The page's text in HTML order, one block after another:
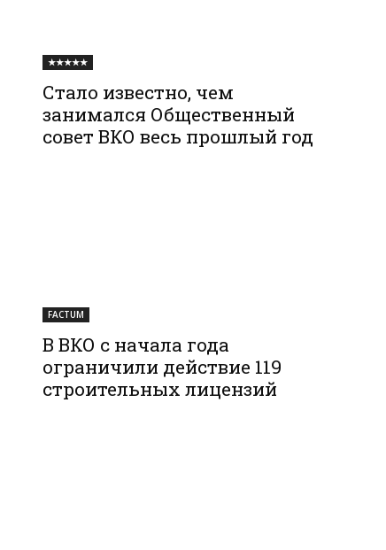
★★★★★
Стало известно, чем
занимался Общественный
совет ВКО весь прошлый год
FACTUM
В ВКО с начала года
ограничили действие 119
строительных лицензий